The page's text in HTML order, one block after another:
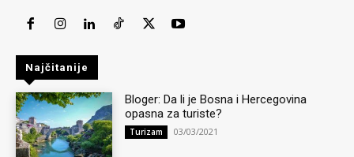
Najčitanije
Bloger: Da li je Bosna i Hercegovina
opasna za turiste?
Turizam 03/03/2021